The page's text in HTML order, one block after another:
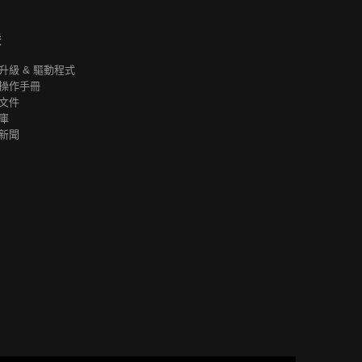
級 & 驅動程式
作手冊
件
聞